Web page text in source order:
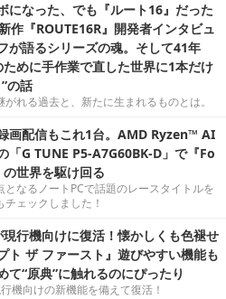
になった、でも『ルート16』だった
作『ROUTE16R』開発者インタビュ
が語るシリーズの魂。そして41年
めに手作業で直した世界に1本だけ
の話
れる過去と、新たに生まれるものとは。
画配信もこれ1台。AMD Ryzen™ AI
「G TUNE P5-A7G60BK-D」で『Fo
世界を駆け回る
となるノートPCで話題のレースタイトルを
ェックしました！
行機向けに復活！懐かしくも色褪せ
ト ザ ファースト』遊びやすい機能も
て“原典”に触れるのにぴったり
機向けの新機能を備えて復活！